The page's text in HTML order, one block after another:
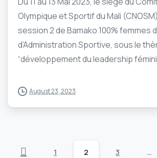
Olympique et Sportif du Mali
session 2 de Bamako 100% femmes
d’Administration Sportive, sous le
“développement du leadership
August 23, 2023
1 2 3 …